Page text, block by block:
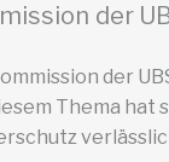
der
der
Thema hat